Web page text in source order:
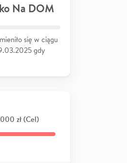
Na DOM
się w ciągu
gdy
zł (Cel)